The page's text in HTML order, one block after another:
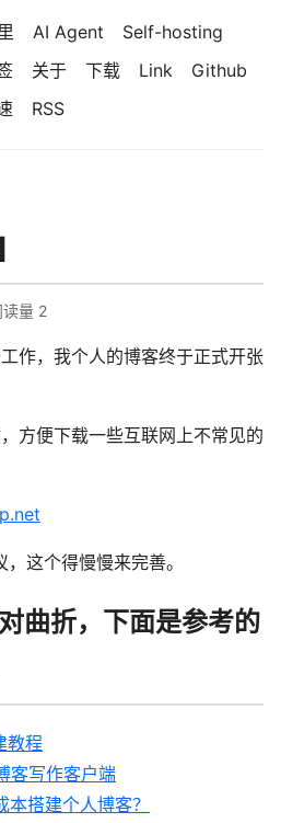
AI Agent
Self-hosting
关于 下载 Link
Github
RSS
读量 2
作，我个人的博客终于正式开张
方便下载一些互联网上不常见的
这个得慢慢来完善。
曲折，下面是参考的
教程
客写作客户端
搭建个人博客？